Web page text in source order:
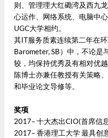
则、管理理大红磡湾及西九
心运作、网络系统、电脑中
UGC大学相约。
其IT服务质素连续第二年在
Barometer, SB）中，不论是
较，均保持优秀及有相对优越
陈博士亦兼任教授有关策略
和毕业论文导修等。
奖项
2017– 十大杰出CIO(首席信
2017– 香港理工大学 最具创